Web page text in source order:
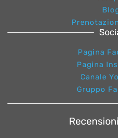
Pagina
Pagina
Canale
Gruppo